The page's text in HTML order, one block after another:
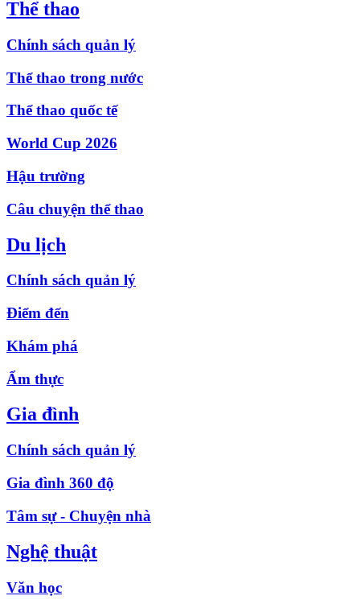
Thể thao
Chính sách quản lý
Thể thao trong nước
Thể thao quốc tế
World Cup 2026
Hậu trường
Câu chuyện thể thao
Du lịch
Chính sách quản lý
Điểm đến
Khám phá
Ẩm thực
Gia đình
Chính sách quản lý
Gia đình 360 độ
Tâm sự - Chuyện nhà
Nghệ thuật
Văn học